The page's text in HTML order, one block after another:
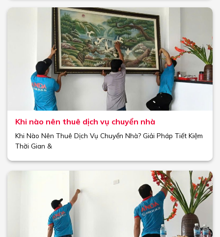
Khi nào nên thuê dịch vụ chuyển nhà
Khi Nào Nên Thuê Dịch Vụ Chuyển Nhà? Giải Pháp Tiết Kiệm
Thời Gian &